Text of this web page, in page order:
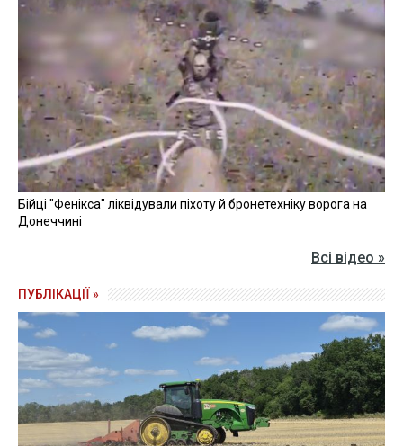
Бійці "Фенікса" ліквідували піхоту й бронетехніку ворога на
Донеччині
Всі відео »
ПУБЛІКАЦІЇ »